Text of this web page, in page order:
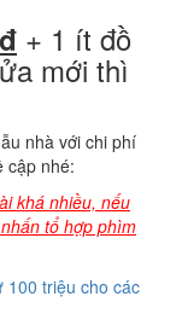
đ + 1 ít đồ
mới thì
nhà với chi phí
cập nhé:
khá nhiều, nếu
tổ hợp phìm